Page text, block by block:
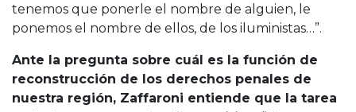
tenemos que ponerle el nombre de alguien, le
ponemos el nombre de ellos, de los iluministas…”.
Ante la pregunta sobre cuál es la función de
reconstrucción de los derechos penales de
nuestra región, Zaffaroni entiende que la tarea